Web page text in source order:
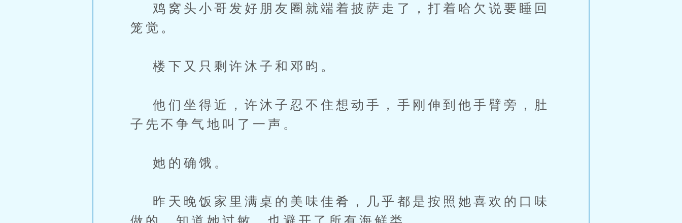
鸡窝头小哥发好朋友圈就端着披萨走了，打着哈欠说要睡回
笼觉。
楼下又只剩许沐子和邓昀。
他们坐得近，许沐子忍不住想动手，手刚伸到他手臂旁，肚
子先不争气地叫了一声。
她的确饿。
昨天晚饭家里满桌的美味佳肴，几乎都是按照她喜欢的口味